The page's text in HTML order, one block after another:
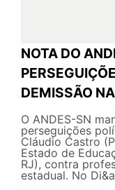
NOTA DO
DEMISSÃO
O ANDES-SN
perseguições
Cláudio Castro
Estado de
RJ), contra
estadual. No